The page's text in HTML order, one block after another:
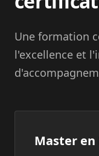
Une formation
l'excellence et
Master